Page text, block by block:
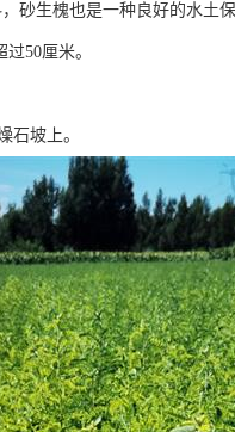
砂生槐也是一种良好的水土
50厘米。
石坡上。